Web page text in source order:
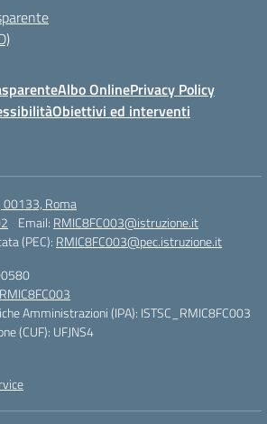
Albo OnlinePrivacy Policy
Obiettivi ed interventi
00133, Roma
Email: RMIC8FC003@istruzione.it
(PEC): RMIC8FC003@pec.istruzione.it
RMIC8FC003
Amministrazioni (IPA): ISTSC_RMIC8FC003
(CUF): UFJNS4